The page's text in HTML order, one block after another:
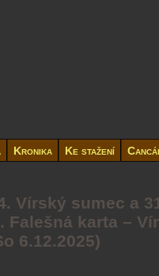
Kronika Ke stažení
Vírský sumec a
Falešná karta –
6.12.2025)